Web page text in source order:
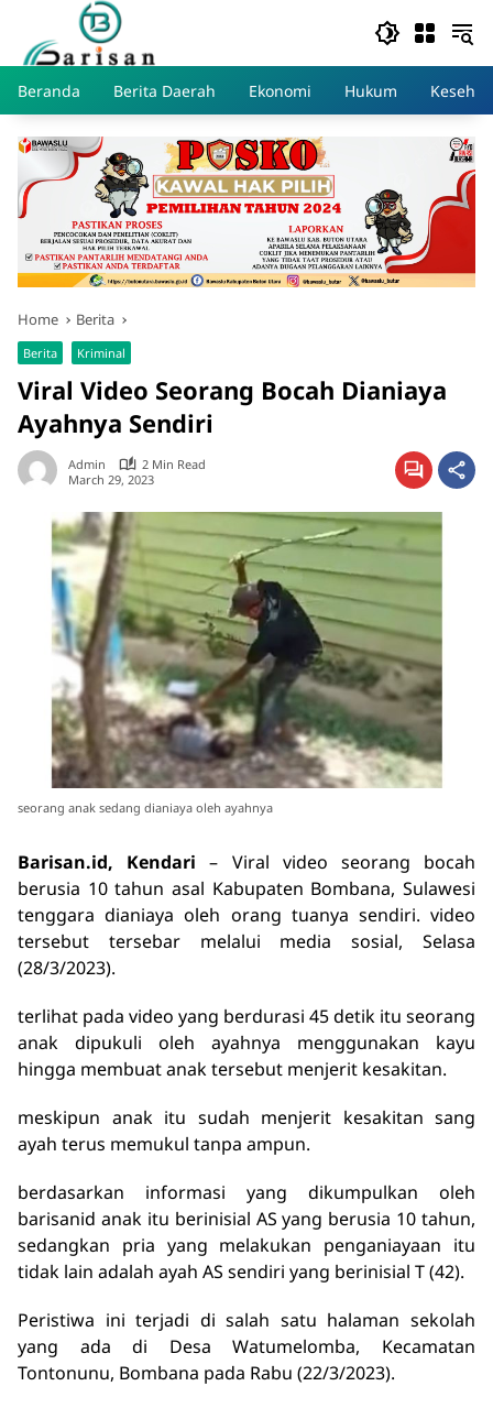
content
Beranda
Berita Daerah Ekonomi Hukum
Home Berita
Berita Kriminal
Viral Video Seorang Bocah Dianiaya
Ayahnya Sendiri
Admin
2 Min Read
March 29, 2023
seorang anak sedang dianiaya oleh ayahnya
Barisan.id, Kendari – Viral video seorang bocah
berusia 10 tahun asal Kabupaten Bombana, Sulawesi
tenggara dianiaya oleh orang tuanya sendiri. video
tersebut tersebar melalui media sosial, Selasa
(28/3/2023).
terlihat pada video yang berdurasi 45 detik itu seorang
anak dipukuli oleh ayahnya menggunakan kayu
hingga membuat anak tersebut menjerit kesakitan.
meskipun anak itu sudah menjerit kesakitan sang
ayah terus memukul tanpa ampun.
berdasarkan informasi yang dikumpulkan oleh
barisanid anak itu berinisial AS yang berusia 10 tahun,
sedangkan pria yang melakukan penganiayaan itu
tidak lain adalah ayah AS sendiri yang berinisial T (42).
Peristiwa ini terjadi di salah satu halaman sekolah
yang ada di Desa Watumelomba, Kecamatan
Tontonunu, Bombana pada Rabu (22/3/2023).